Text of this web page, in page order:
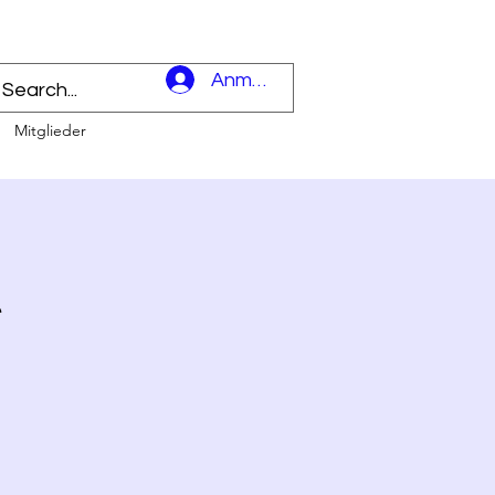
Anmelden
Mitglieder